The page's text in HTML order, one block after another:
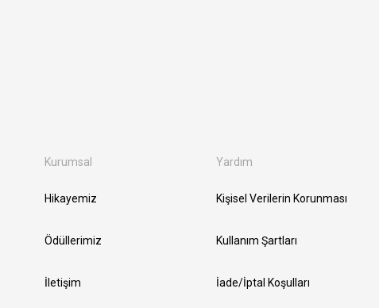
Kurumsal
Hikayemiz
Ödüllerimiz
İletişim
Yardım
Kişisel Verilerin Korunması
Kullanım Şartları
İade/İptal Koşulları